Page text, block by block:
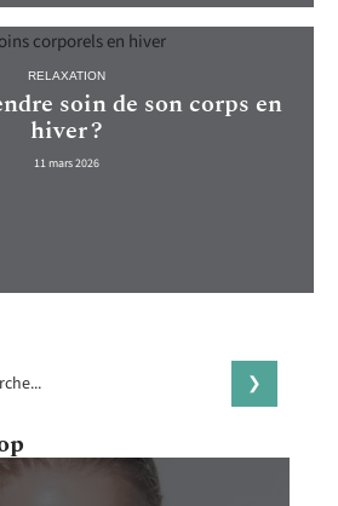
RELAXATION
soin de son corps en
hiver ?
11 mars 2026